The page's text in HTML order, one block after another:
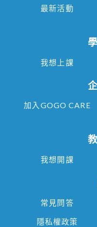
最新活動
我想上課
加入GOGO CARE
我想開課
常見問答
隱私權政策